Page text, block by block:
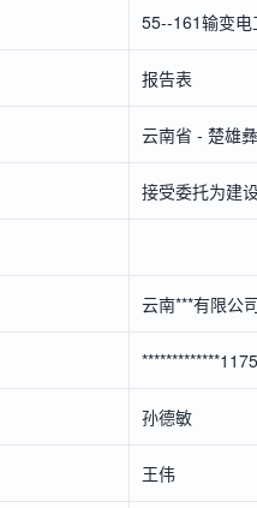
55--161输变电
报告表
云南省 - 楚雄
接受委托为建
云南***有限公
孙德敏
王伟